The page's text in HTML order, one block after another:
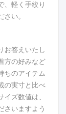
、軽く手絞り
い。
お答えいたし
方の好みなど
ちのアイテム
の実寸と比べ
ズ数値は、
さいますよう